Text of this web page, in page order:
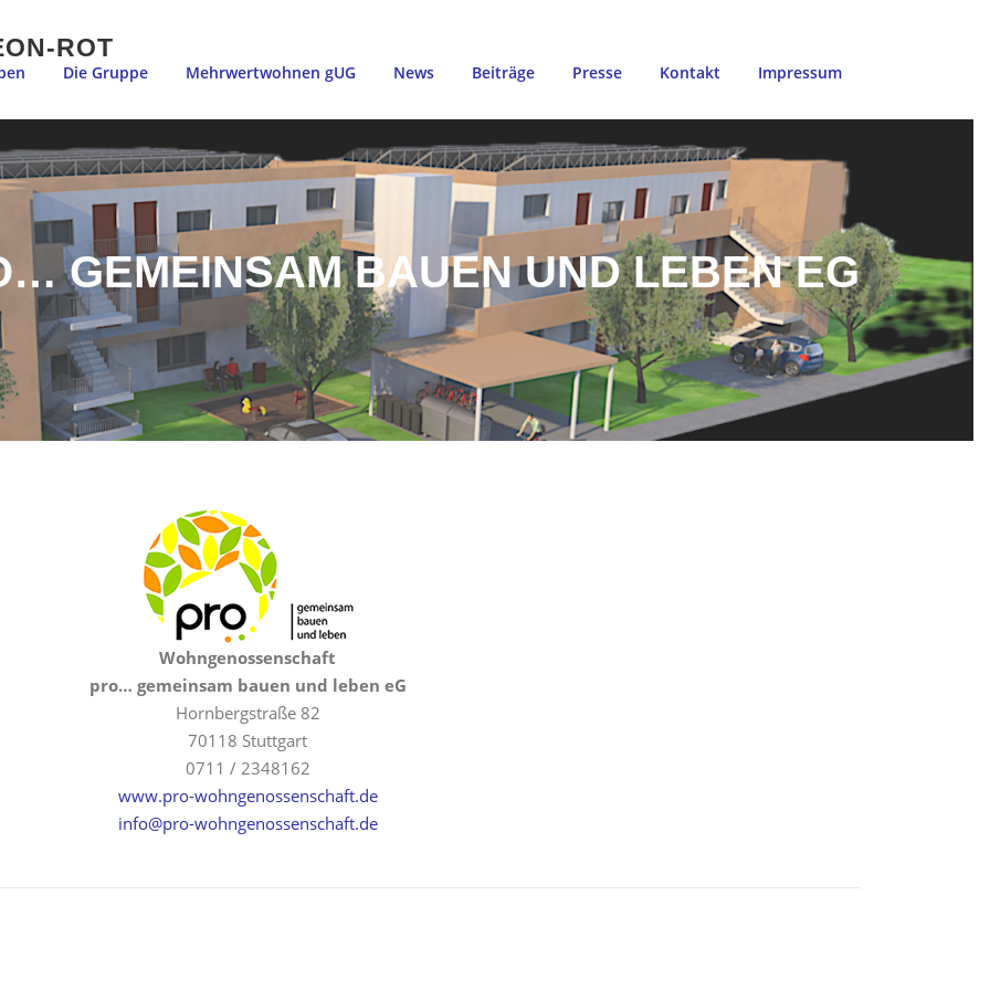
ROT
Die Gruppe Mehrwertwohnen gUG News Beiträge Presse Kontakt Impressum
GEMEINSAM BAUEN UND LEBEN EG
Wohngenossenschaft
pro… gemeinsam bauen und leben eG
Hornbergstraße 82
70118 Stuttgart
0711 / 2348162
www.pro-wohngenossenschaft.de
info@pro-wohngenossenschaft.de